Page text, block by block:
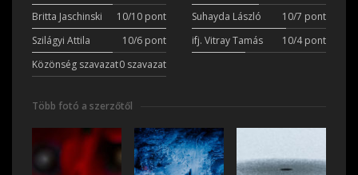
Britta Jaschinski
10/10 pont Suhayda László
10/7 pont
Szilágyi Attila
10/6 pont ifj. Vitray Tamás
10/4 pont
Közönség szavazat0 szavazat
Több fotó a szerzőtől